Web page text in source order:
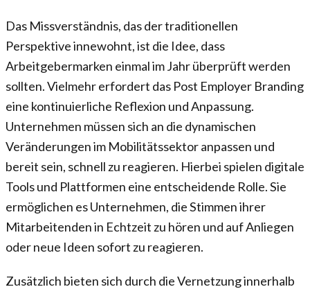
Das Missverständnis, das der traditionellen
Perspektive innewohnt, ist die Idee, dass
Arbeitgebermarken einmal im Jahr überprüft werden
sollten. Vielmehr erfordert das Post Employer Branding
eine kontinuierliche Reflexion und Anpassung.
Unternehmen müssen sich an die dynamischen
Veränderungen im Mobilitätssektor anpassen und
bereit sein, schnell zu reagieren. Hierbei spielen digitale
Tools und Plattformen eine entscheidende Rolle. Sie
ermöglichen es Unternehmen, die Stimmen ihrer
Mitarbeitenden in Echtzeit zu hören und auf Anliegen
oder neue Ideen sofort zu reagieren.
Zusätzlich bieten sich durch die Vernetzung innerhalb